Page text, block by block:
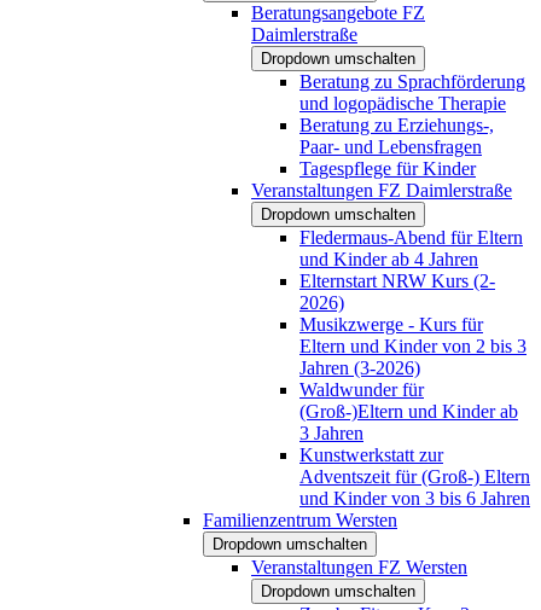
Beratungsangebote FZ
Daimlerstraße
Dropdown umschalten
Beratung zu Sprachförderung
und logopädische Therapie
Beratung zu Erziehungs-,
Paar- und Lebensfragen
Tagespflege für Kinder
Veranstaltungen FZ Daimlerstraße
Dropdown umschalten
Fledermaus-Abend für Eltern
und Kinder ab 4 Jahren
Elternstart NRW Kurs (2-
2026)
Musikzwerge - Kurs für
Eltern und Kinder von 2 bis 3
Jahren (3-2026)
Waldwunder für
(Groß-)Eltern und Kinder ab
3 Jahren
Kunstwerkstatt zur
Adventszeit für (Groß-) Eltern
und Kinder von 3 bis 6 Jahren
Familienzentrum Wersten
Dropdown umschalten
Veranstaltungen FZ Wersten
Dropdown umschalten